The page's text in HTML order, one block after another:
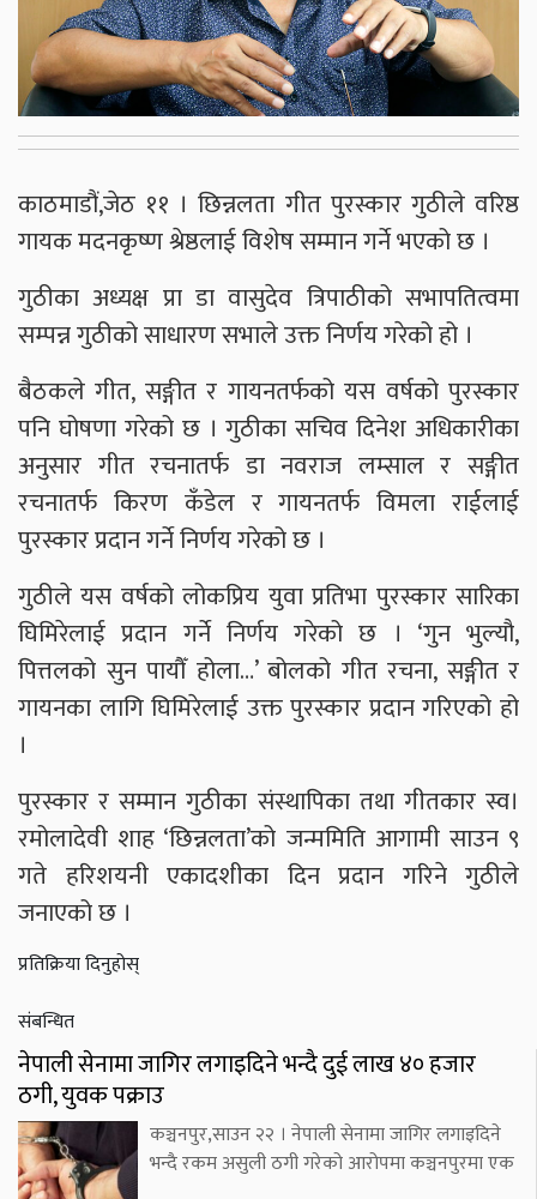
काठमाडौं,जेठ ११ । छिन्नलता गीत पुरस्कार गुठीले वरिष्ठ
गायक मदनकृष्ण श्रेष्ठलाई विशेष सम्मान गर्ने भएको छ ।
गुठीका अध्यक्ष प्रा डा वासुदेव त्रिपाठीको सभापतित्वमा
सम्पन्न गुठीको साधारण सभाले उक्त निर्णय गरेको हो ।
बैठकले गीत, सङ्गीत र गायनतर्फको यस वर्षको पुरस्कार
पनि घोषणा गरेको छ । गुठीका सचिव दिनेश अधिकारीका
अनुसार गीत रचनातर्फ डा नवराज लम्साल र सङ्गीत
रचनातर्फ किरण कँडेल र गायनतर्फ विमला राईलाई
पुरस्कार प्रदान गर्ने निर्णय गरेको छ ।
गुठीले यस वर्षको लोकप्रिय युवा प्रतिभा पुरस्कार सारिका
घिमिरेलाई प्रदान गर्ने निर्णय गरेको छ । ‘गुन भुल्यौ,
पित्तलको सुन पायौँ होला…’ बोलको गीत रचना, सङ्गीत र
गायनका लागि घिमिरेलाई उक्त पुरस्कार प्रदान गरिएको हो
।
पुरस्कार र सम्मान गुठीका संस्थापिका तथा गीतकार स्व।
रमोलादेवी शाह ‘छिन्नलता’को जन्ममिति आगामी साउन ९
गते हरिशयनी एकादशीका दिन प्रदान गरिने गुठीले
जनाएको छ ।
प्रतिक्रिया दिनुहोस्
संबन्धित
नेपाली सेनामा जागिर लगाइदिने भन्दै दुई लाख ४० हजार
ठगी, युवक पक्राउ
कञ्चनपुर,साउन २२ । नेपाली सेनामा जागिर लगाइदिने
भन्दै रकम असुली ठगी गरेको आरोपमा कञ्चनपुरमा एक